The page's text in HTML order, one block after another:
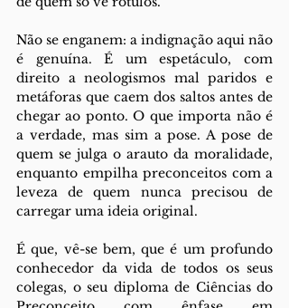
Não se enganem: a indignação aqui não
é genuína. É um espetáculo, com
direito a neologismos mal paridos e
metáforas que caem dos saltos antes de
chegar ao ponto. O que importa não é
a verdade, mas sim a pose. A pose de
quem se julga o arauto da moralidade,
enquanto empilha preconceitos com a
leveza de quem nunca precisou de
carregar uma ideia original.
É que, vê-se bem, que é um profundo
conhecedor da vida de todos os seus
colegas, o seu diploma de Ciências do